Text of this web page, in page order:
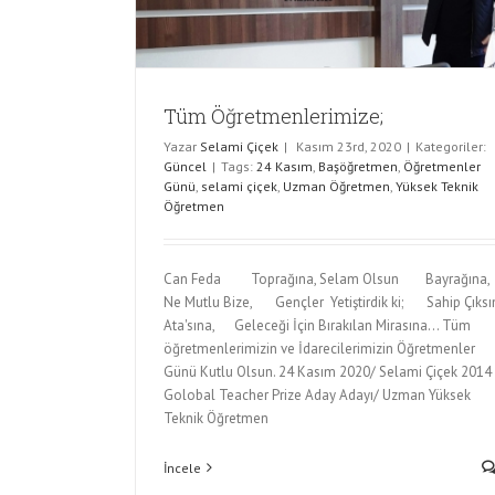
Tüm Öğretmenlerimize;
Yazar Selami Çiçek | Kasım 23rd, 2020 | Kategoriler:
Güncel | Tags: 24 Kasım Başöğretmen Öğretmenler
Günü selami çiçek Uzman Öğretmen Yüksek Teknik
Öğretmen
Can Feda Toprağına, Selam Olsun Bayrağına,
Ne Mutlu Bize, Gençler Yetiştirdik ki; Sahip
Ata'sına, Geleceği İçin Bırakılan Mirasına... Tüm
öğretmenlerimizin ve İdarecilerimizin Öğretmenler
Günü Kutlu Olsun. 24 Kasım 2020/ Selami Çiçek 2014
Golobal Teacher Prize Aday Adayı/ Uzman Yüksek
Teknik Öğretmen
İncele